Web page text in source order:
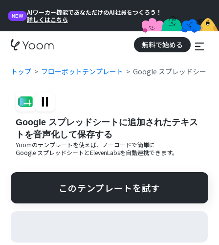
NEW
AIワーカー機能であなただけのAI社員をつくろう！
詳しくはこちら
無料で始める
トップ フローボットテンプレート Google スプレッドシート
Google スプレッドシートに追加されたテキス
トを音声化して保存する
Yoomのテンプレートを使えば、ノーコードで簡単に
Google スプレッドシート とElevenLabsを自動連携できます。
このテンプレートを試す